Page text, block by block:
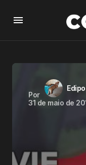
Por
31 de maio de